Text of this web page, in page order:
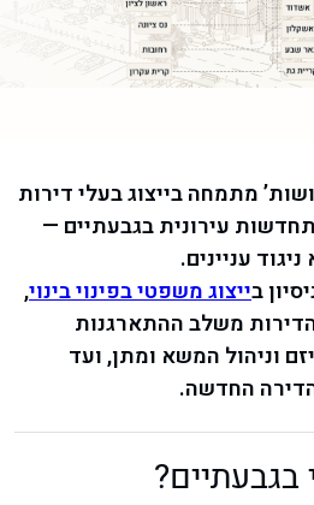
מתמחה בייצוג בעלי דירות
עירונית בגבעתיים —
עניינים.
ייצוג משפטי בפינוי בינוי,
משלב ההתארגנות
וניהול המשא ומתן, ועד
החדשה.
בגבעתיים?